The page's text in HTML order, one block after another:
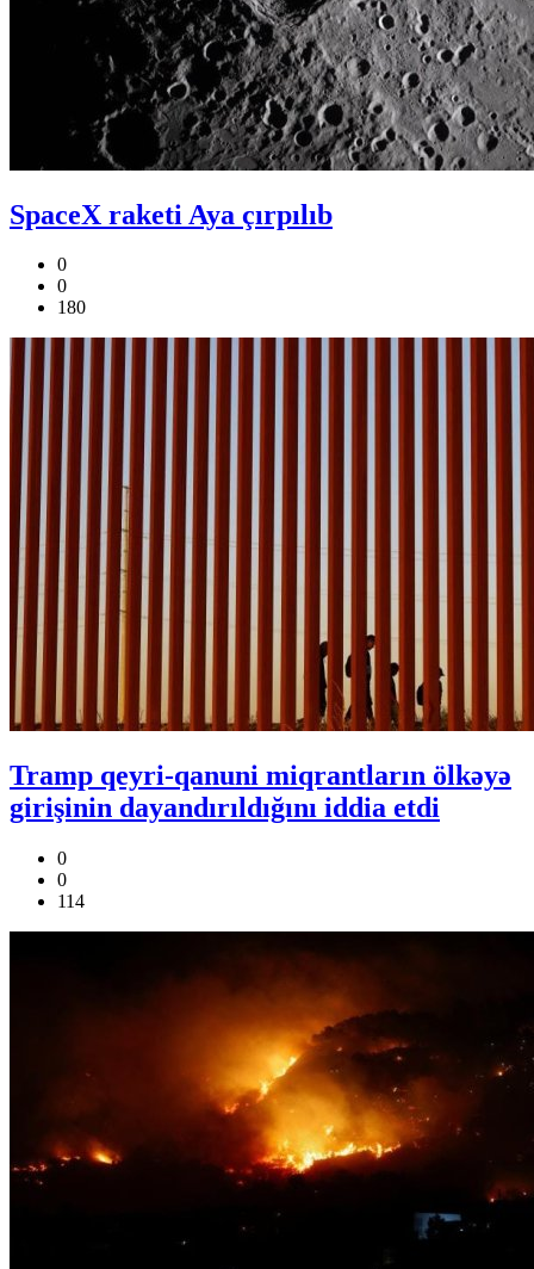
SpaceX raketi Aya çırpılıb
0
0
180
Tramp qeyri-qanuni miqrantların ölkəyə
girişinin dayandırıldığını iddia etdi
0
0
114